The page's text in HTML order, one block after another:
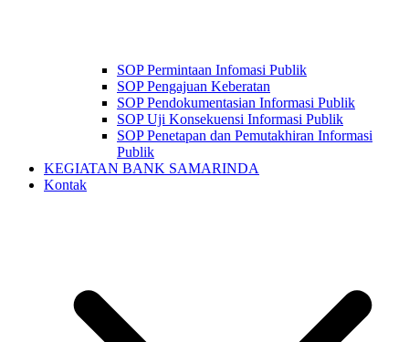
SOP Permintaan Infomasi Publik
SOP Pengajuan Keberatan
SOP Pendokumentasian Informasi Publik
SOP Uji Konsekuensi Informasi Publik
SOP Penetapan dan Pemutakhiran Informasi
Publik
KEGIATAN BANK SAMARINDA
Kontak